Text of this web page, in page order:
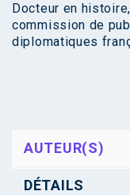
Docteur en
commission de
diplomatiques
AUTEUR(S)
DÉTAILS